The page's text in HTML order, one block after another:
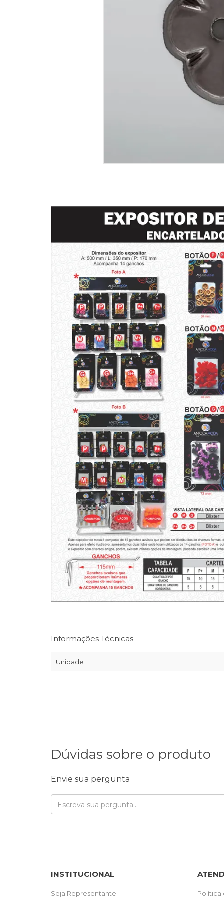
Informações Técnicas
Unidade
Dúvidas sobre o produto
Envie sua pergunta
INSTITUCIONAL
Seja Representante Política